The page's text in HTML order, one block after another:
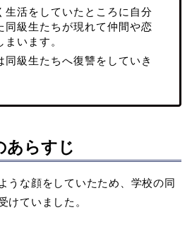
生活をしていたところに自分
同級生たちが現れて仲間や恋
まいます。
同級生たちへ復讐をしていき
あらすじ
うな顔をしていたため、学校の同
けていました。